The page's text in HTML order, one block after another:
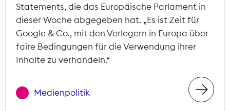
Statements, die das Europäische Parlament in
dieser Woche abgegeben hat. „Es ist Zeit für
Google & Co., mit den Verlegern in Europa über
faire Bedingungen für die Verwendung ihrer
Inhalte zu verhandeln.“
Medienpolitik